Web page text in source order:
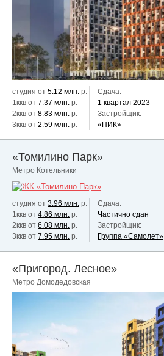
студия от 5.12 млн. р.
1ккв от 7.37 млн. р.
2ккв от 8.83 млн. р.
3ккв от 2.59 млн. р.
Сдача:
1 квартал 2023
Застройщик:
«ПИК»
«Томилино Парк»
Метро Котельники
студия от 3.96 млн. р.
1ккв от 4.86 млн. р.
2ккв от 6.08 млн. р.
3ккв от 7.95 млн. р.
Сдача:
Частично сдан
Застройщик:
Группа «Самолет»
«Пригород. Лесное»
Метро Домодедовская